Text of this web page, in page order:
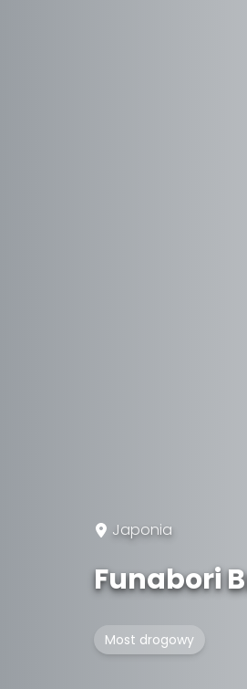
Japonia
Funabori
Most drogowy